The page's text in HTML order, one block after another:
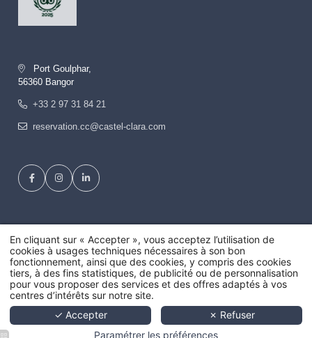
Port Goulphar,
56360 Bangor
+33 2 97 31 84 21
reservation.cc@castel-clara.com
Mentions légales-Conditions générales de vente-
Politique de confidentialité-Cookies- FAQ
© 2026 - Tous droits réservés -Hapidesigned byMMCréation
En cliquant sur « Accepter », vous acceptez l’utilisation de
cookies à usages techniques nécessaires à son bon
fonctionnement, ainsi que des cookies, y compris des cookies
tiers, à des fins statistiques, de publicité ou de personnalisation
pour vous proposer des services et des offres adaptés à vos
centres d’intérêts sur notre site.
✓ Accepter
✗ Refuser
Paramétrer les préférences